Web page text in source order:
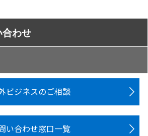
合わせ
ビジネスのご相談
い合わせ窓口一覧